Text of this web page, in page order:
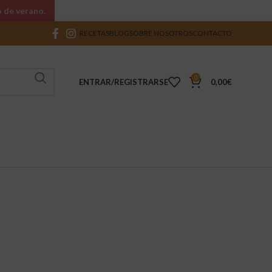
RECETASBLOGSOBRE NOSOTROSCONTACTO
ENTRAR/REGISTRARSE 0 0,00€
verano.